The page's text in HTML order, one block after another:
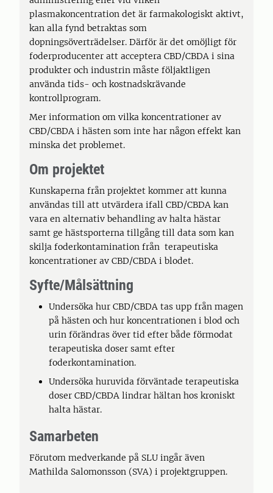
plasmakoncentration det är farmakologiskt aktivt,
kan alla fynd betraktas som
dopningsöverträdelser. Därför är det omöjligt för
foderproducenter att acceptera CBD/CBDA i sina
produkter och industrin måste följaktligen
använda tids- och kostnadskrävande
kontrollprogram.
Mer information om vilka koncentrationer av
CBD/CBDA i hästen som inte har någon effekt kan
minska det problemet.
Om projektet
Kunskaperna från projektet kommer att kunna
användas till att utvärdera ifall CBD/CBDA kan
vara en alternativ behandling av halta hästar
samt ge hästsporterna tillgång till data som kan
skilja foderkontamination från terapeutiska
koncentrationer av CBD/CBDA i blodet.
Syfte/Målsättning
Undersöka hur CBD/CBDA tas upp från magen
på hästen och hur koncentrationen i blod och
urin förändras över tid efter både förmodat
terapeutiska doser samt efter
foderkontamination.
Undersöka huruvida förväntade terapeutiska
doser CBD/CBDA lindrar hältan hos kroniskt
halta hästar.
Samarbeten
Förutom medverkande på SLU ingår även
Mathilda Salomonsson (SVA) i projektgruppen.